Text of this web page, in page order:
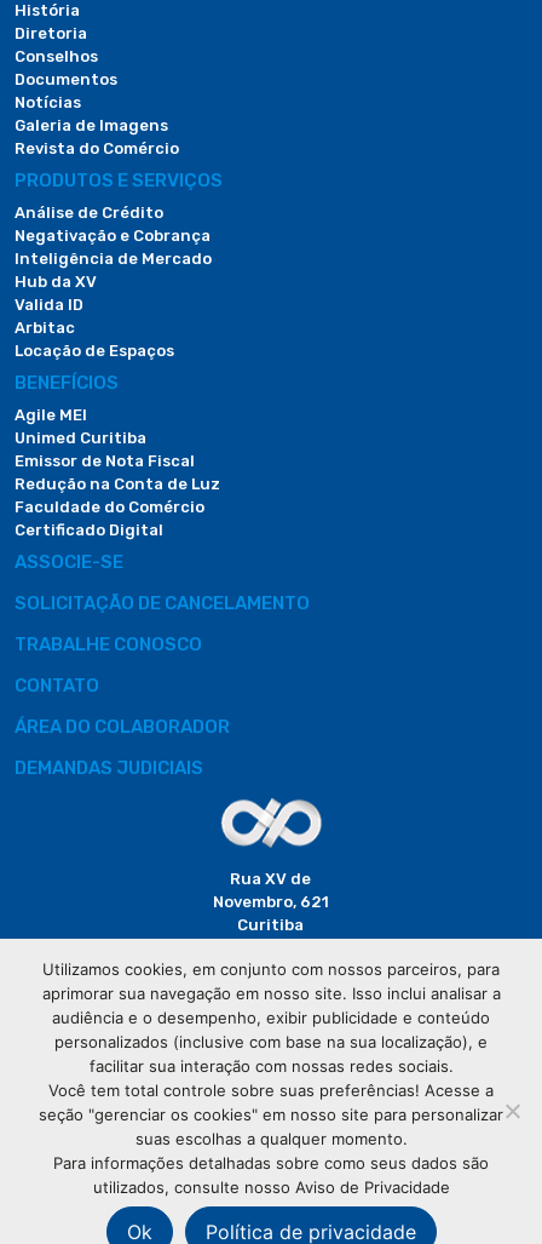
História
Diretoria
Conselhos
Documentos
Notícias
Galeria de Imagens
Revista do Comércio
PRODUTOS E SERVIÇOS
Análise de Crédito
Negativação e Cobrança
Inteligência de Mercado
Hub da XV
Valida ID
Arbitac
Locação de Espaços
BENEFÍCIOS
Agile MEI
Unimed Curitiba
Emissor de Nota Fiscal
Redução na Conta de Luz
Faculdade do Comércio
Certificado Digital
ASSOCIE-SE
SOLICITAÇÃO DE CANCELAMENTO
TRABALHE CONOSCO
CONTATO
ÁREA DO COLABORADOR
DEMANDAS JUDICIAIS
Rua XV de
Novembro, 621
Curitiba
(41) 3320-
2929
© CopyrightAssociação Comercial do Paraná - Todos os
direitos reservados
76.583.004/0001-01
Utilizamos cookies, em conjunto com nossos parceiros, para
aprimorar sua navegação em nosso site. Isso inclui analisar a
audiência e o desempenho, exibir publicidade e conteúdo
personalizados (inclusive com base na sua localização), e
facilitar sua interação com nossas redes sociais.
Você tem total controle sobre suas preferências! Acesse a
seção "gerenciar os cookies" em nosso site para personalizar
suas escolhas a qualquer momento.
Para informações detalhadas sobre como seus dados são
utilizados, consulte nosso Aviso de Privacidade
Ok Política de privacidade